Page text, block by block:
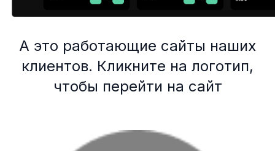
А это работающие сайты наших
клиентов. Кликните на логотип,
чтобы перейти на сайт